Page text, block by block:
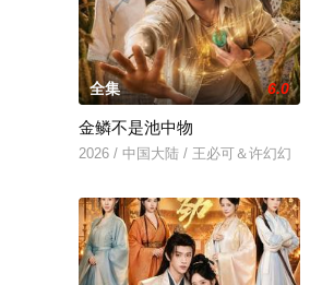
全集 6.0
金鳞不是池中物
2026 / 中国大陆 / 王必可＆许幻幻